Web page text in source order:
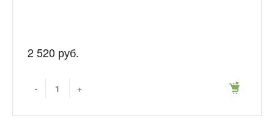
2 520 руб.
- +